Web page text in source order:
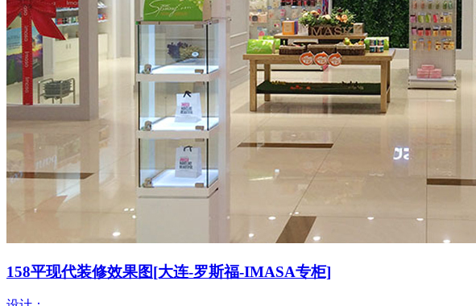
158平现代装修效果图[大连-罗斯福-IMASA专柜]